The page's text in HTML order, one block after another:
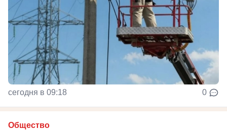
сегодня в 09:18 0
Общество